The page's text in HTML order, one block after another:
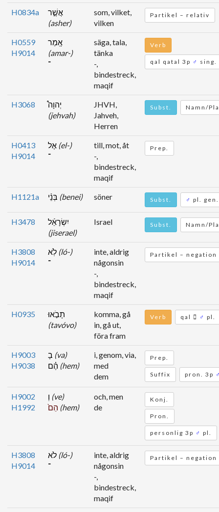
H0834a
אֲשֶׁ֣ר
(asher)
som, vilket,
vilken
Partikel – relativ
H0559
H9014
אָֽמַר
(amar-)
־
säga, tala,
tänka
-,
bindestreck,
maqif
Verb
qal qatal 3p ♂ sing.
H3068
יְהוָה֩
(jehvah)
JHVH,
Jahveh,
Herren
Subst. Namn/
H0413
H9014
(el-)
־
till, mot, åt
-,
bindestreck,
maqif
Prep.
H1121a (benei) söner Subst. ♂ pl. gen.
H3478
יִשְׂרָאֵ֜ל
(jiserael)
Israel Subst. Namn/
H3808
H9014
(ló-)
־
inte, aldrig
någonsin
-,
bindestreck,
maqif
Partikel – negation
H0935
תָבֹ֣אוּ
(tavóvo)
komma, gå
in, gå ut,
föra fram
Verb qal ♂ pl.
H9003
H9038
(va)
(hem)
i, genom, via,
med
dem
Prep.
Suffix pron. 3p
H9002
H1992
(ve)
(hem)
och, men
de
Konj.
Pron.
personlig 3p ♂ pl.
H3808
H9014
(ló-)
־
inte, aldrig
någonsin
-,
bindestreck,
maqif
Partikel – negation